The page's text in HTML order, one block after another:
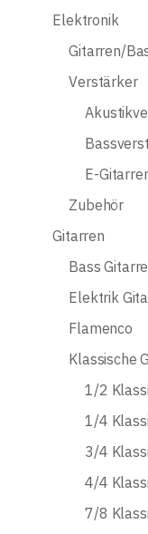
Elektronik
Gitarren/
Verstärker
E-
Zubehör
Gitarren
Bass
Elektrik
Flamenco
Klassische
1/2
1/4
3/4
4/4
7/8